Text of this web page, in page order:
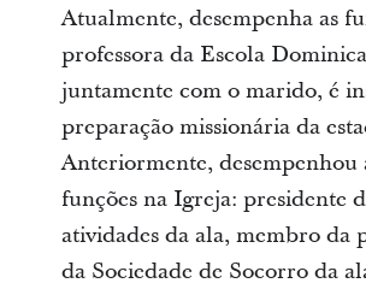
Atualmente, desempenha as
professora da Escola
juntamente com o marido, é
preparação missionária da
Anteriormente, desempenhou
funções na Igreja: presidente
atividades da ala, membro da
da Sociedade de Socorro da